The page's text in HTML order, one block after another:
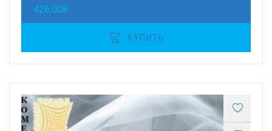
426,00₴
КУПИТЬ